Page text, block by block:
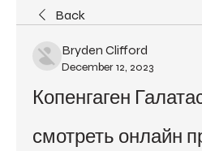
Back
Bryden Clifford
December 12, 2023
Копенгаген
смотреть онлайн